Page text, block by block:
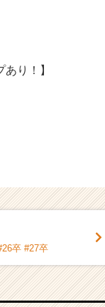
り！】
卒 #27卒